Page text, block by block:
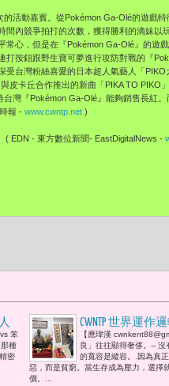
的活動嘉賓。從Pokémon Ga-Olé的遊戲
間內競爭拍打的次數，獲得勝利的滴妹以
常心， 但是在『Pokémon Ga-Olé』的遊戲
打按鈕跟野生寶可夢進行攻防對戰的『
受台灣粉絲喜愛的日本超人氣藝人「PIKO
皮卡丘合作推出的新曲「PIKA TO PIKO
灣『Pokémon Ga-Olé』能夠銷售長紅。
報 - www.cwntp.net )
( EDN - 東方數位新聞- EastDigitalNews -
個
望
笨
種
密
CWNTP 世界運作
是世界變了，而
並決定用自己的
【毓老師(愛新覺
【應瑋漢
良」往往顯得奢侈。--
的寬容是縱容。.因為真
惡，而是貧窮。當生存成為壓力，選擇
價。...